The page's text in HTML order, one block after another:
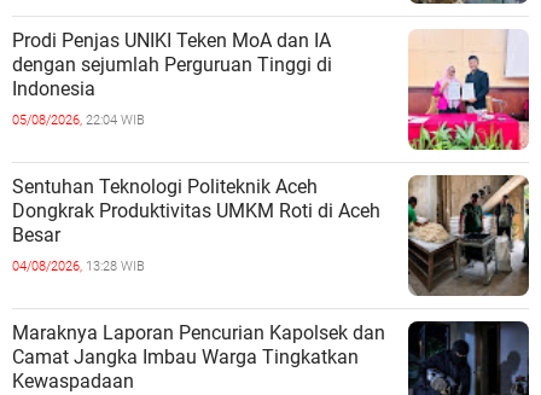
Prodi Penjas UNIKI Teken MoA dan IA
dengan sejumlah Perguruan Tinggi di
Indonesia
05/08/2026, 22:04 WIB
Sentuhan Teknologi Politeknik Aceh
Dongkrak Produktivitas UMKM Roti di Aceh
Besar
04/08/2026, 13:28 WIB
Maraknya Laporan Pencurian Kapolsek dan
Camat Jangka Imbau Warga Tingkatkan
Kewaspadaan